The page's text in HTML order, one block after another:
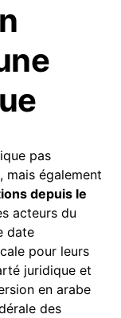
pas
mais également
depuis le
acteurs du
date
pour leurs
juridique et
en arabe
des